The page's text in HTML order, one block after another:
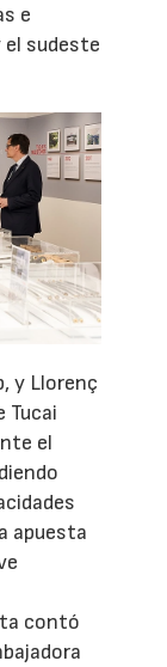
e
sudeste
y Llorenç
Tucai
el
apuesta
contó